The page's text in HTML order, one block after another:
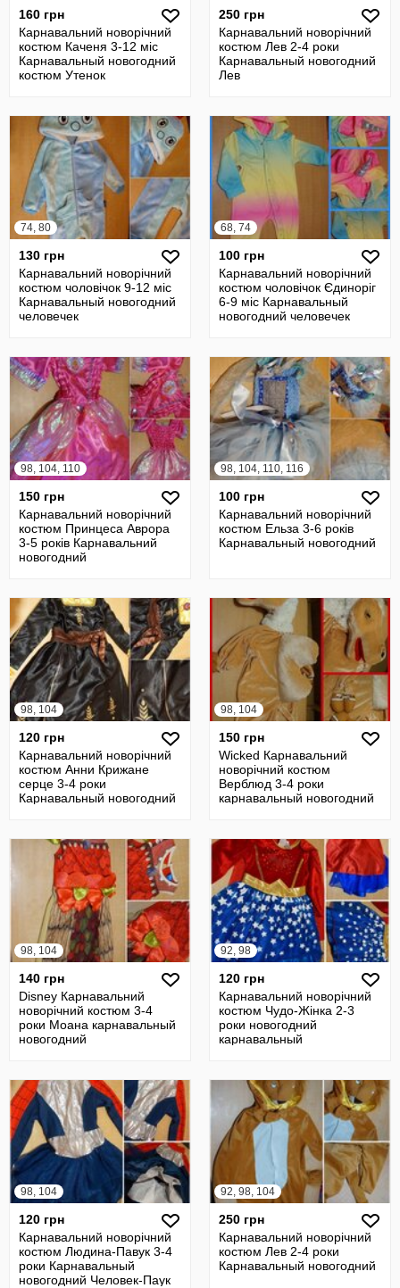
160 грн
Карнавальний новорічний
костюм Каченя 3-12 міс
Карнавальный новогодний
костюм Утенок
250 грн
Карнавальний новорічний
костюм Лев 2-4 роки
Карнавальный новогодний
Лев
74, 80
130 грн
Карнавальний новорічний
костюм чоловічок 9-12 міс
Карнавальный новогодний
человечек
68, 74
100 грн
Карнавальний новорічний
костюм чоловічок Єдиноріг
6-9 міс Карнавальный
новогодний человечек
98, 104, 110
150 грн
Карнавальний новорічний
костюм Принцеса Аврора
3-5 років Карнавальний
новогодний
98, 104, 110, 116
100 грн
Карнавальний новорічний
костюм Ельза 3-6 років
Карнавальный новогодний
98, 104
120 грн
Карнавальний новорічний
костюм Анни Крижане
серце 3-4 роки
Карнавальный новогодний
98, 104
150 грн
Wicked Карнавальний
новорічний костюм
Верблюд 3-4 роки
карнавальный новогодний
98, 104
140 грн
Disney Карнавальний
новорічний костюм 3-4
роки Моана карнавальный
новогодний
92, 98
120 грн
Карнавальний новорічний
костюм Чудо-Жінка 2-3
роки новогодний
карнавальный
98, 104
120 грн
Карнавальний новорічний
костюм Людина-Павук 3-4
роки Карнавальный
новогодний Человек-Паук
92, 98, 104
250 грн
Карнавальний новорічний
костюм Лев 2-4 роки
Карнавальный новогодний